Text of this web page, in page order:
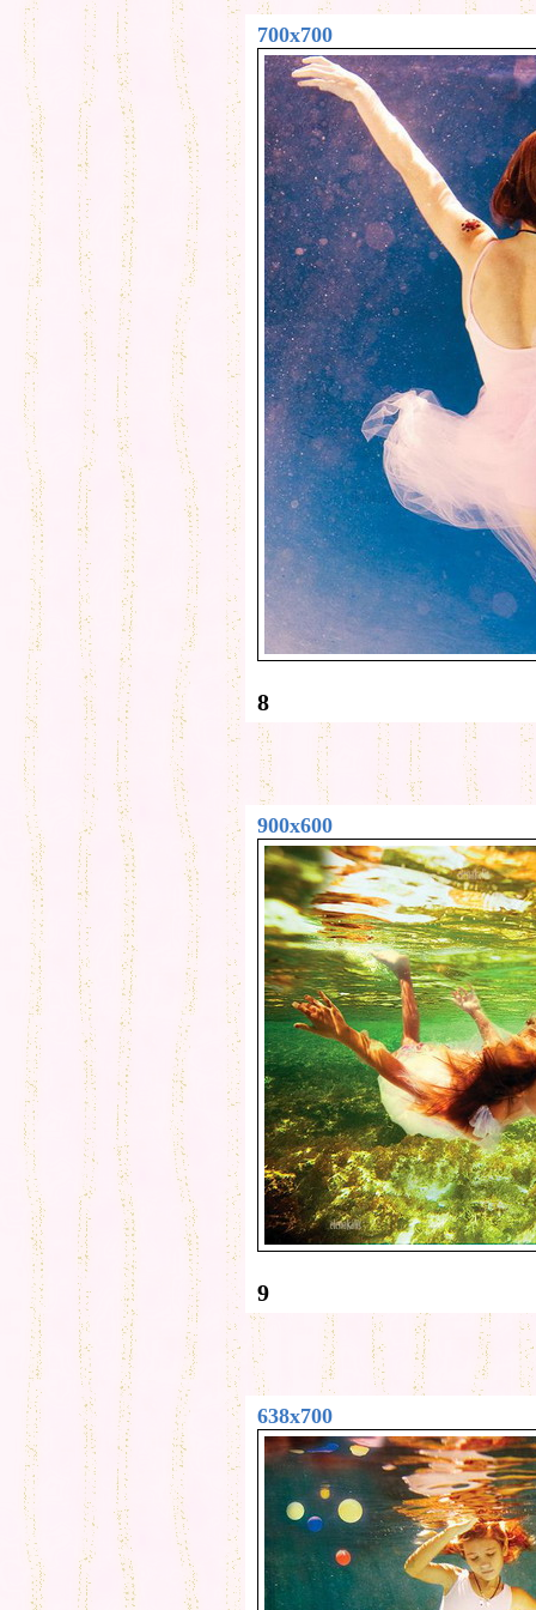
700x700
8
900x600
9
638x700